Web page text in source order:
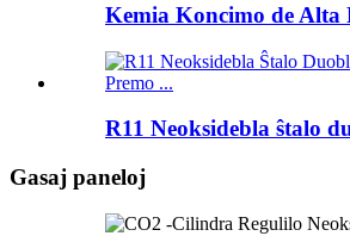
Kemia Koncimo de Alta
R11 Neoksidebla ŝtalo
Gasaj paneloj